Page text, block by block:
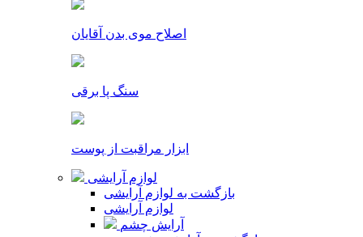
اصلاح موی بدن آقایان
سنگ پا برقی
ابزار مراقبت از پوست
لوازم آرایشی
بازگشت به لوازم آرایشی
لوازم آرایشی
آرایش چشم